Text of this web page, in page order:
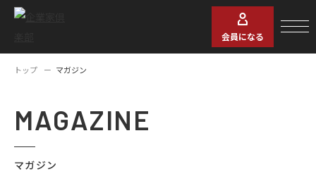
会員になる
トップ マガジン
MAGAZINE
マガジン